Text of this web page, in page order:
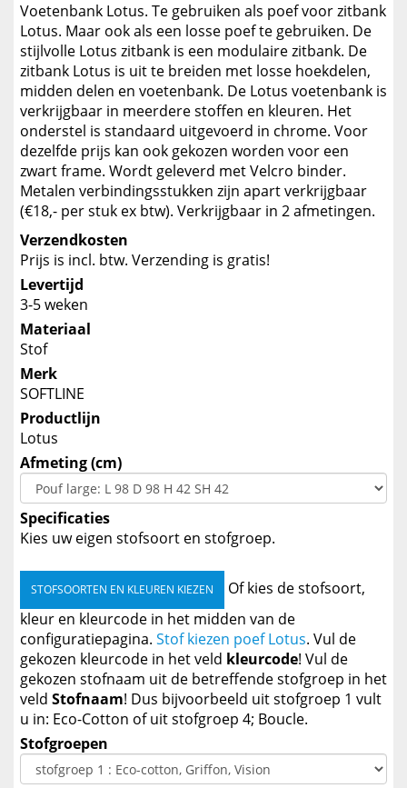
Voetenbank Lotus. Te gebruiken als poef voor zitbank
Lotus. Maar ook als een losse poef te gebruiken. De
stijlvolle Lotus zitbank is een modulaire zitbank. De
zitbank Lotus is uit te breiden met losse hoekdelen,
midden delen en voetenbank. De Lotus voetenbank is
verkrijgbaar in meerdere stoffen en kleuren. Het
onderstel is standaard uitgevoerd in chrome. Voor
dezelfde prijs kan ook gekozen worden voor een
zwart frame. Wordt geleverd met Velcro binder.
Metalen verbindingsstukken zijn apart verkrijgbaar
(€18,- per stuk ex btw). Verkrijgbaar in 2 afmetingen.
Verzendkosten
Prijs is incl. btw. Verzending is gratis!
Levertijd
3-5 weken
Materiaal
Stof
Merk
SOFTLINE
Productlijn
Lotus
Afmeting (cm)
Specificaties
Kies uw eigen stofsoort en stofgroep.
STOFSOORTEN EN KLEUREN KIEZEN
Of kies de stofsoort,
kleur en kleurcode in het midden van de
configuratiepagina. Stof kiezen poef Lotus. Vul de
gekozen kleurcode in het veld kleurcode! Vul de
gekozen stofnaam uit de betreffende stofgroep in het
veld Stofnaam! Dus bijvoorbeeld uit stofgroep 1 vult
u in: Eco-Cotton of uit stofgroep 4; Boucle.
Stofgroepen